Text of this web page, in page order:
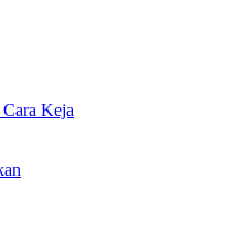
Keja